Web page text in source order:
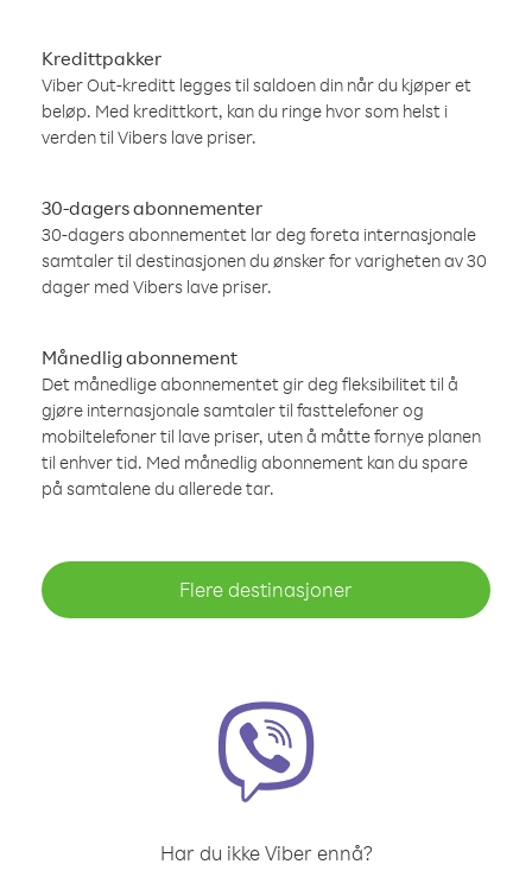
Kredittpakker
Viber Out-kreditt legges til saldoen din når du kjøper et
beløp. Med kredittkort, kan du ringe hvor som helst i
verden til Vibers lave priser.
30-dagers abonnementer
30-dagers abonnementet lar deg foreta internasjonale
samtaler til destinasjonen du ønsker for varigheten av 30
dager med Vibers lave priser.
Månedlig abonnement
Det månedlige abonnementet gir deg fleksibilitet til å
gjøre internasjonale samtaler til fasttelefoner og
mobiltelefoner til lave priser, uten å måtte fornye planen
til enhver tid. Med månedlig abonnement kan du spare
på samtalene du allerede tar.
Flere destinasjoner
Har du ikke Viber ennå?